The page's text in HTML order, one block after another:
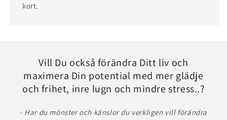
kort.
Vill Du också förändra Ditt liv och
maximera Din potential med mer glädje
och frihet, inre lugn och mindre stress..?
- Har du mönster och känslor du verkligen vill förändra